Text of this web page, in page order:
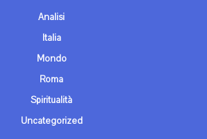
Analisi
Italia
Mondo
Roma
Spiritualità
Uncategorized